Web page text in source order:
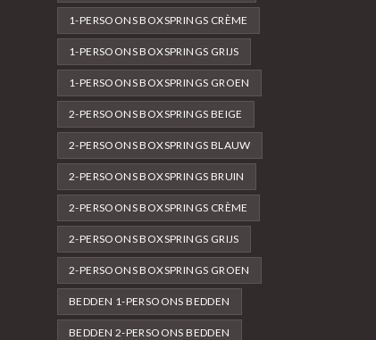
1-PERSOONS BOXSPRINGS CRÈME
1-PERSOONS BOXSPRINGS GRIJS
1-PERSOONS BOXSPRINGS GROEN
2-PERSOONS BOXSPRINGS BEIGE
2-PERSOONS BOXSPRINGS BLAUW
2-PERSOONS BOXSPRINGS BRUIN
2-PERSOONS BOXSPRINGS CRÈME
2-PERSOONS BOXSPRINGS GRIJS
2-PERSOONS BOXSPRINGS GROEN
BEDDEN 1-PERSOONS BEDDEN
BEDDEN 2-PERSOONS BEDDEN